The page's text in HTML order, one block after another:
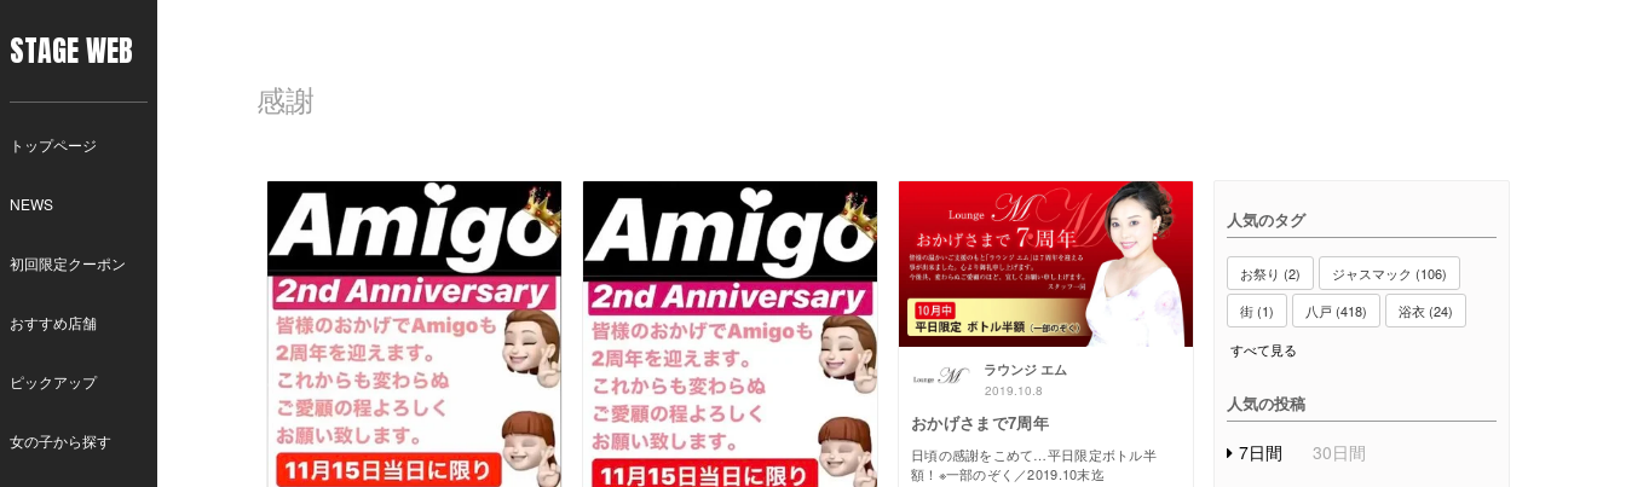
STAGE WEB
トップページ
NEWS
初回限定クーポン
おすすめ店舗
ピックアップ
女の子から探す
感謝
人気のタグ
お祭り (2)
ジャスマック (106)
街 (1)
八戸 (418)
浴衣 (24)
すべて見る
人気の投稿
7日間 30日間
ラウンジ エム
2019.10.8
おかげさまで7周年
日頃の感謝をこめて…平日限定ボトル半
額！※一部のぞく／2019.10末迄